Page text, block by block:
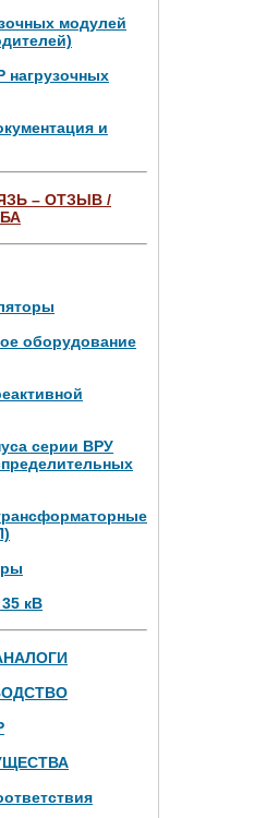
модулей
и
– ОТЗЫВ /
оборудование
серии ВРУ
кВ
модуля 4 МВт,
700 кВт (4